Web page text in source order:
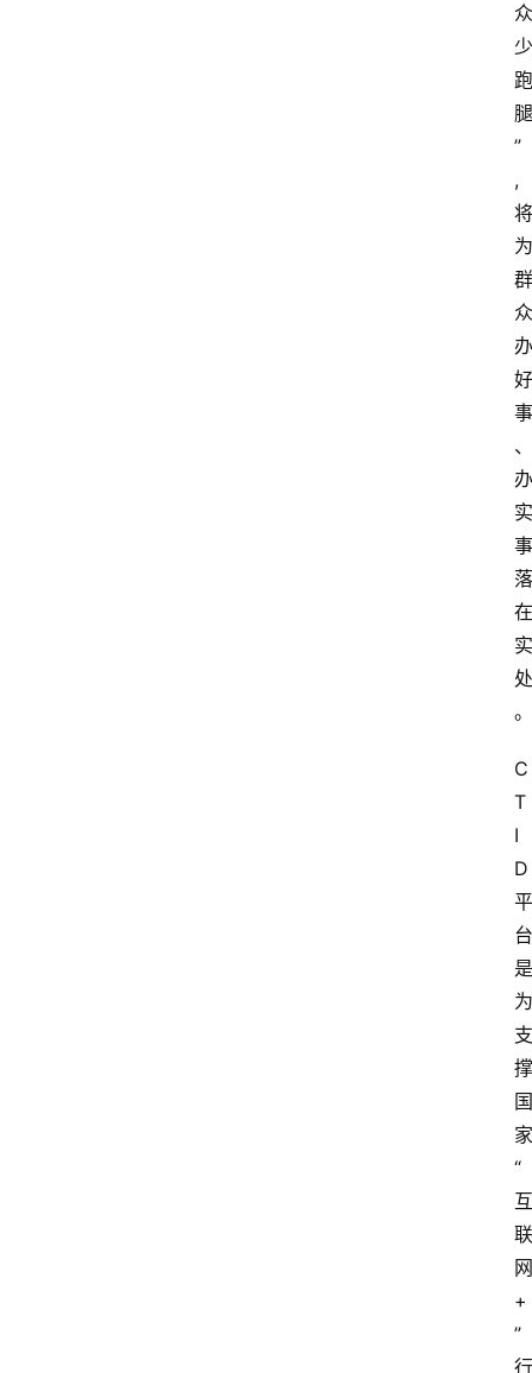
众
少
跑
腿
”
,
将
为
群
众
办
好
事
、
办
实
事
落
在
实
处
。
C
T
I
D
平
台
是
为
支
撑
国
家
“
互
联
网
+
”
行